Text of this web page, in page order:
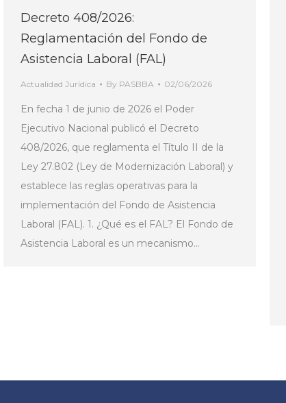
Decreto 408/2026:
Reglamentación del Fondo de
Asistencia Laboral (FAL)
Actualidad Jurídica By PASBBA 02/06/2026
En fecha 1 de junio de 2026 el Poder
Ejecutivo Nacional publicó el Decreto
408/2026, que reglamenta el Título II de la
Ley 27.802 (Ley de Modernización Laboral) y
establece las reglas operativas para la
implementación del Fondo de Asistencia
Laboral (FAL). 1. ¿Qué es el FAL? El Fondo de
Asistencia Laboral es un mecanismo…